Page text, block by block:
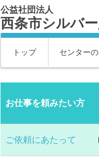
公益社団法人
西条市シルバ
トップ センター
お仕事を頼みたい方
ご依頼にあたって